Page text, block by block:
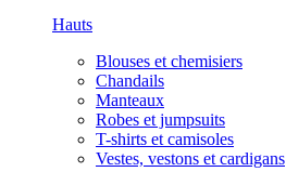
Hauts
Blouses et chemisiers
Chandails
Manteaux
Robes et jumpsuits
T-shirts et camisoles
Vestes, vestons et cardigans